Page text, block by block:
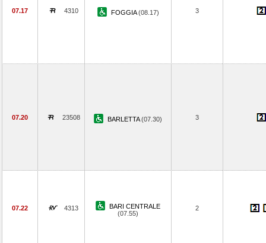
07.17 4310 FOGGIA(08.17) 3
07.20 23508 BARLETTA(07.30) 3
07.22 4313
BARI CENTRALE
(07.55)
2